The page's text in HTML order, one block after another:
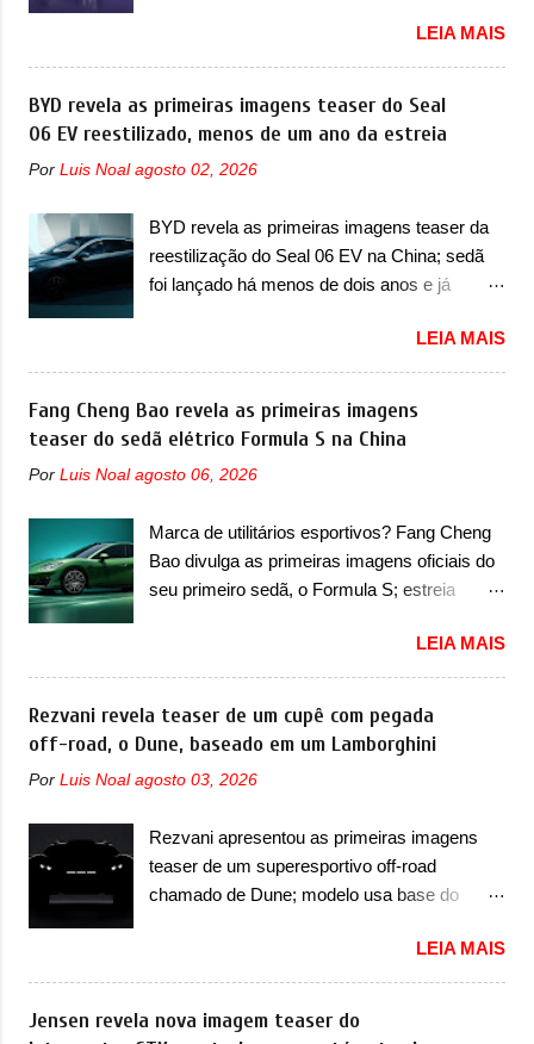
Era o Pointer, versão hatchback do Logus
que chegava depois de um ano de atraso. A
invasão de 1994 foi marcava pelos
franceses, alemães, japoneses e coreanos
que chegaram arrancando corações em
destacaram nas vendas em 1994 foram o
Renault R19 que vinha em 3 versões de
carroceria, sendo duas do hatch e o sedan, a
vai apresentar na China as primeiras
mudanças para o Z20, um misto de hatch
com SUV que é vendido no mercado chinês
desde o lançamento, em 2024. Agora, o
visual e também mudará de nome. Vendido
passará a ser vendido na China apenas
como ‘20’. Junto das mudanças visuais, a
marca confirmou que ele pode ser um dos
novo motor elétrico. Chamado de ’16 em 1’,
também chamado de Thunder, ele apresenta
uma melhoria de eficiência térmica e integra
12 elementos de hardware. Entre eles, motor
elétrico, controlador de motor, redutor,
LBMS, VCU, TMS, controle ativo de pré-
carga e gateway de domínio de energia. Há
mais quatro recursos de software como
LEIA MAIS
BYD revela as primeiras imagens teaser do Seal
06 EV reestilizado, menos de um ano da estreia
Por Luis Noal agosto 02, 2026
BYD revela as primeiras imagens teaser da
reestilização do Seal 06 EV na China; sedã
foi lançado há menos de dois anos e já
revelou as primeiras imagens teaser de uma
mudança visual para um dos seus menores
sedãs elétricos na China, pertencente à linha
Ocean. Trata-se do Seal 06 EV, lançado no
de um ano. O modelo agora passará a ser
na traseira, que vão atualizá-los para a
identidade visual mais moderna da marca,
mas ainda sem motivos para que essa
não deve ter agradado em nada os primeiros
consumidores). Pelas imagens teaser, se
percebe que o sedã contará com um novo
para-choque na dianteira. Ele passa a trazer
um vinco horizontal mais destacado que
logo abaixo do logotipo e dos faróis. Ele ainda
possui um espaço para a placa novo abaixo
do vinco e uma nova entrada de ar inferio...
LEIA MAIS
Fang Cheng Bao revela as primeiras imagens
teaser do sedã elétrico Formula S na China
Por Luis Noal agosto 06, 2026
Marca de utilitários esportivos? Fang Cheng
Bao divulga as primeiras imagens oficiais do
seu primeiro sedã, o Formula S; estreia
como uma marca com utilitários esportivos, a
Fang Cheng Bao nasceu como uma empresa
voltada a desenvolver utilitários esportivos
com uma pegada mais off-road. E isso
funcionou muito bem com o lançamento dos
modelos Bao 5 e Bao 8, além do Tai 3 e Tai 7.
vez no segmento de... sedãs. Antecipado por
imagens teaser, o Formula S será o primeiro
três volumes da Fang Cheng Bao, que
Denza. Até o momento, a marca divulgou
algumas imagens externas e informações
sobre o sedã, que terá seu lançamento ainda
LEIA MAIS
Rezvani revela teaser de um cupê com pegada
off-road, o Dune, baseado em um Lamborghini
Por Luis Noal agosto 03, 2026
Rezvani apresentou as primeiras imagens
teaser de um superesportivo off-road
chamado de Dune; modelo usa base do
Rezvani apresentou as primeiras imagens
teaser de um novo superesportivo que vai
oferecer aos seus consumidores. Trata-se do
Dune, um cupê superesportivo que terá uma
LEIA MAIS
Jensen revela nova imagem teaser do